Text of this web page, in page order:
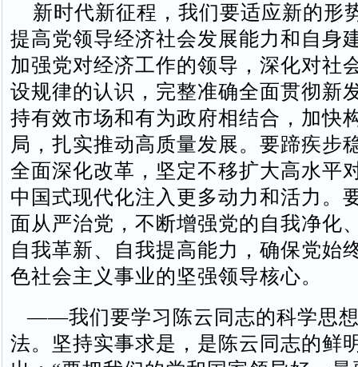
新时代新征程，我们要适应新的形
提高党领导经济社会发展能力和自身
加强党对经济工作的领导，深化对社
设规律的认识，完整准确全面贯彻新
持有效市场和有为政府相结合，加快
局，扎实推动高质量发展。要蹄疾步
全面深化改革，坚定不移扩大高水平
中国式现代化注入更多动力和活力。
面从严治党，不断增强党的自我净化
自我革新、自我提高能力，确保党始
色社会主义事业的坚强领导核心。
——我们要学习陈云同志的科学思
法。坚持实事求是，是陈云同志的鲜